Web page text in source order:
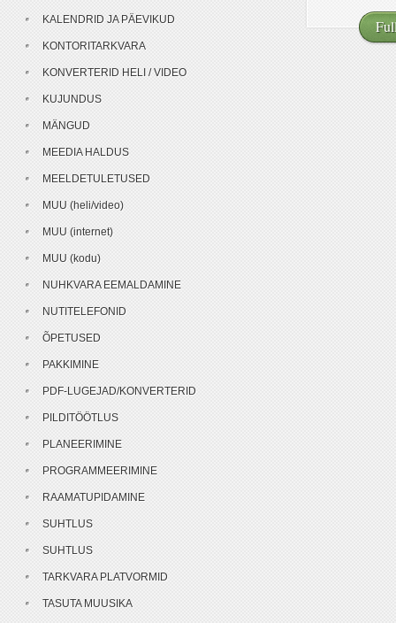
KALENDRID JA PÄEVIKUD
KONTORITARKVARA
KONVERTERID HELI / VIDEO
KUJUNDUS
MÄNGUD
MEEDIA HALDUS
MEELDETULETUSED
MUU (heli/video)
MUU (internet)
MUU (kodu)
NUHKVARA EEMALDAMINE
NUTITELEFONID
ÕPETUSED
PAKKIMINE
PDF-LUGEJAD/KONVERTERID
PILDITÖÖTLUS
PLANEERIMINE
PROGRAMMEERIMINE
RAAMATUPIDAMINE
SUHTLUS
SUHTLUS
TARKVARA PLATVORMID
TASUTA MUUSIKA